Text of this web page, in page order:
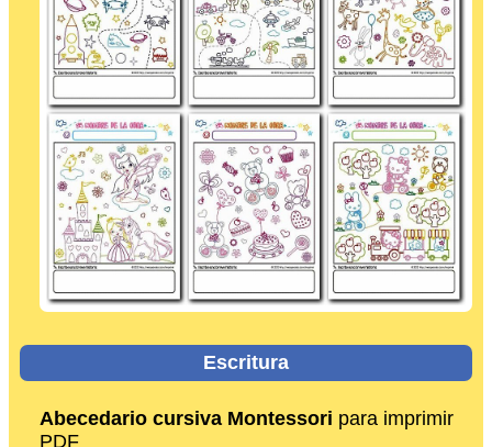
Escritura
Abecedario cursiva Montessori para imprimir
PDF